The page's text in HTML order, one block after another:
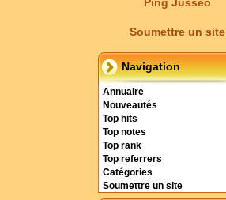
Soumettre un site
Navigation
Annuaire
Nouveautés
Top hits
Top notes
Top rank
Top referrers
Catégories
Soumettre un site